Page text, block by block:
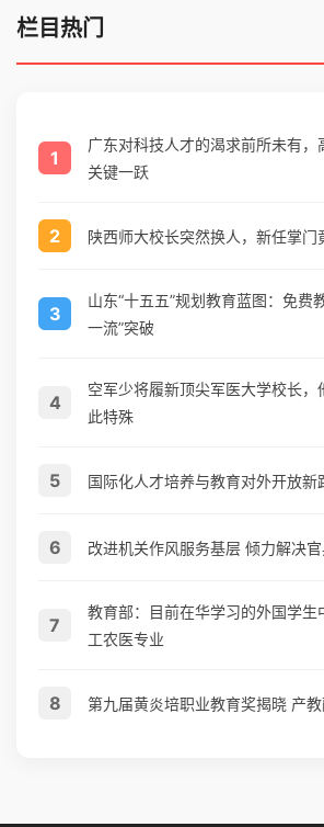
栏目热门
1
广东对科技人才的渴求前所未有，
关键一跃
2 陕西师大校长突然换人，新任掌
3
山东“十五五”规划教育蓝图：免费
一流”突破
4
空军少将履新顶尖军医大学校长，
此特殊
5 国际化人才培养与教育对外开放新
6 改进机关作风服务基层 倾力解决
7
教育部：目前在华学习的外国学生
工农医专业
8 第九届黄炎培职业教育奖揭晓 产